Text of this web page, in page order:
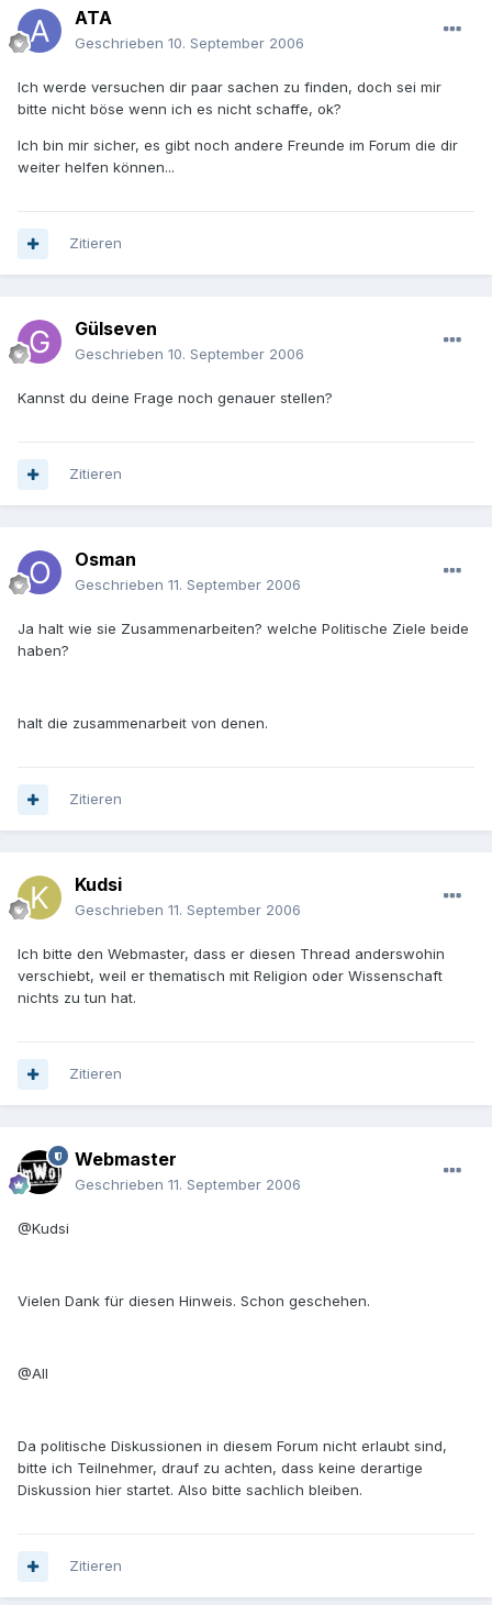
ATA
Geschrieben 10. September 2006
Ich werde versuchen dir paar sachen zu finden, doch sei mir
bitte nicht böse wenn ich es nicht schaffe, ok?
Ich bin mir sicher, es gibt noch andere Freunde im Forum die dir
weiter helfen können...
Zitieren
Gülseven
Geschrieben 10. September 2006
Kannst du deine Frage noch genauer stellen?
Zitieren
Osman
Geschrieben 11. September 2006
Ja halt wie sie Zusammenarbeiten? welche Politische Ziele beide
haben?
halt die zusammenarbeit von denen.
Zitieren
Kudsi
Geschrieben 11. September 2006
Ich bitte den Webmaster, dass er diesen Thread anderswohin
verschiebt, weil er thematisch mit Religion oder Wissenschaft
nichts zu tun hat.
Zitieren
Webmaster
Geschrieben 11. September 2006
@Kudsi
Vielen Dank für diesen Hinweis. Schon geschehen.
@All
Da politische Diskussionen in diesem Forum nicht erlaubt sind,
bitte ich Teilnehmer, drauf zu achten, dass keine derartige
Diskussion hier startet. Also bitte sachlich bleiben.
Zitieren